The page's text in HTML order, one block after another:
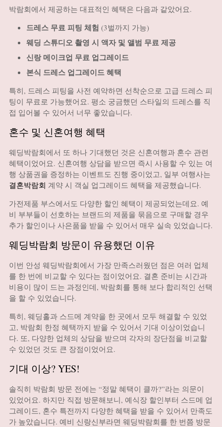
박람회에서 제공하는 대표적인 혜택은 다음과 같았어요.
드레스 무료 피팅 체험 (3벌까지 가능)
웨딩 스튜디오 촬영 시 액자 및 앨범 무료 제공
신랑 메이크업 무료 업그레이드
본식 드레스 업그레이드 혜택
특히, 드레스 피팅을 사전 예약하면 선착순으로 고급 드레스 피
팅이 무료로 가능했어요. 평소 궁금했던 스타일의 드레스를 직
접 입어볼 수 있어서 너무 좋았습니다.
혼수 및 신혼여행 혜택
웨딩박람회에서 또 하나 기대했던 것은 신혼여행과 혼수 관련
혜택이었어요. 신혼여행 상담을 받으면 즉시 사용할 수 있는 여
행 상품권을 증정하는 이벤트도 진행 중이었고, 일부 여행사는
결혼박람회 계약 시 객실 업그레이드 혜택을 제공했습니다.
가전제품 부스에서도 다양한 할인 혜택이 제공되었는데요. 예
비 부부들이 선호하는 브랜드의 제품을 묶음으로 구매할 경우
추가 할인이나 사은품을 받을 수 있어서 매우 실속 있었습니다.
웨딩박람회 방문이 유용했던 이유
이번 안성 웨딩박람회에서 가장 만족스러웠던 점은 여러 업체
를 한 번에 비교할 수 있다는 점이었어요. 결혼 준비는 시간과
비용이 많이 드는 과정인데, 박람회를 통해 보다 합리적인 선택
을 할 수 있었습니다.
특히, 웨딩홀과 스드메 계약을 한 곳에서 모두 해결할 수 있었
고, 박람회 한정 혜택까지 받을 수 있어서 기대 이상이었습니
다. 또, 다양한 업체의 상담을 받으며 각자의 장단점을 비교할
수 있었던 것도 큰 장점이었어요.
기대 이상? YES!
솔직히 박람회 방문 전에는 “정말 혜택이 클까?”라는 의문이
있었어요. 하지만 직접 방문해보니, 예식장 할인부터 스드메 업
그레이드, 혼수 특전까지 다양한 혜택을 받을 수 있어서 만족도
가 높았습니다. 예비 신랑신부라면 웨딩박람회를 한 번쯤 방문